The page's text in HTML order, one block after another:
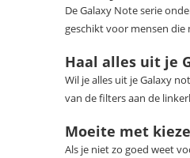
De Galaxy Note serie
geschikt voor mensen
Haal alles uit je
Wil je alles uit je Galaxy
van de filters aan de
Moeite met
Als je niet zo goed weet